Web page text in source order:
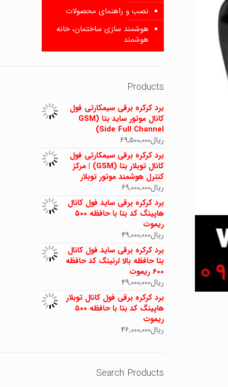
نصب و راهنمای محصولات
هوشمند سازی ساختمان، خانه
هوشمند
Products
برد کرکره برقی سیمکارتی فول
کانال موتور ساید بتا (GSM
Side Full Channel)
ریال69,500,000
برد کرکره برقی سیمکارتی فول
کانال توبلار بتا (GSM) | مرکز
کنترل هوشمند موتور توبلار
ریال69,000,000
برد کرکره برقی ساید فول کانال
هاپینگ کد بتا با حافظه ۵۰۰
ریموت
ریال49,000,000
برد کرکره برقی ساید فول کانال
بتا حافظه بالا لرنینگ کد حافظه
600 ریموت
ریال49,000,000
برد کرکره برقی فول کانال توبلار
هاپینگ کد بتا با حافظه ۵۰۰
ریموت
ریال46,000,000
Search Products